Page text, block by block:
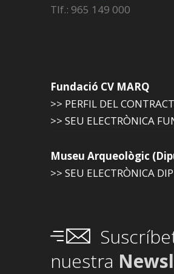
Tlf.: 965 149 000
Fundació CV MARQ
>> PERFIL DEL
>> SEU ELECTRÒNICA
Museu Arqueològic
>> SEU ELECTRÒNICA
nuestra